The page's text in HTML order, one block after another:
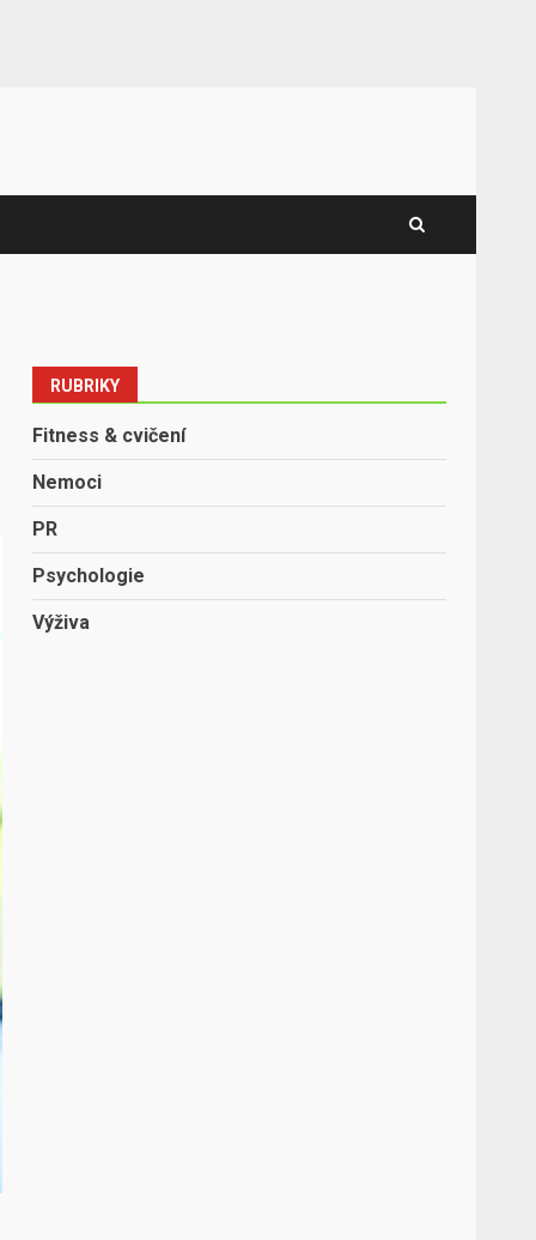
RUBRIKY
Fitness & cvičení
Nemoci
PR
Psychologie
Výživa